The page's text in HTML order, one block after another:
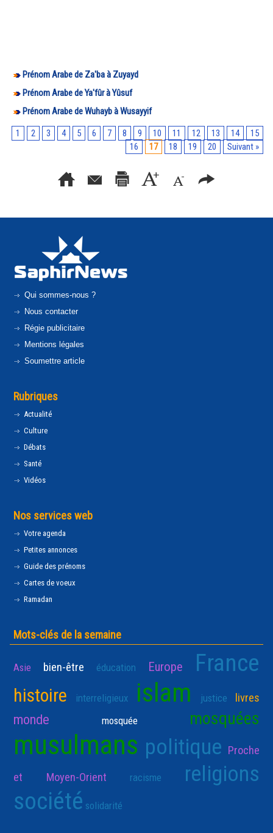
Prénom Arabe de Za'ba à Zuyayd
Prénom Arabe de Ya'fûr à Yûsuf
Prénom Arabe de Wuhayb à Wusayyif
1
2 3 4 5 6 7 8 9 10 11 12 13 14
15
16
17 18 19 20 Suivant »
Qui sommes-nous ?
Nous contacter
Régie publicitaire
Mentions légales
Soumettre article
Rubriques
Actualité
Culture
Débats
Santé
Vidéos
Nos services web
Votre agenda
Petites annonces
Guide des prénoms
Cartes de voeux
Ramadan
Mots-clés de la semaine
Asie bien-être éducation Europe France
histoire interreligieux islam justice livres
monde mosquée mosquées
musulmans politique Proche
et Moyen-Orient
racisme religions
société solidarité